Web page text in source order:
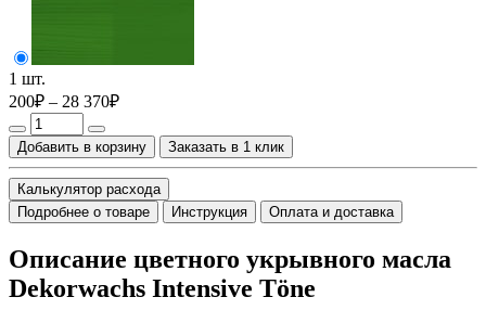
1 шт.
200₽ – 28 370₽
Добавить в корзину Заказать в 1 клик
Калькулятор расхода
Подробнее о товаре
Инструкция Оплата и доставка
Описание цветного укрывного масла
Dekorwachs Intensive Töne